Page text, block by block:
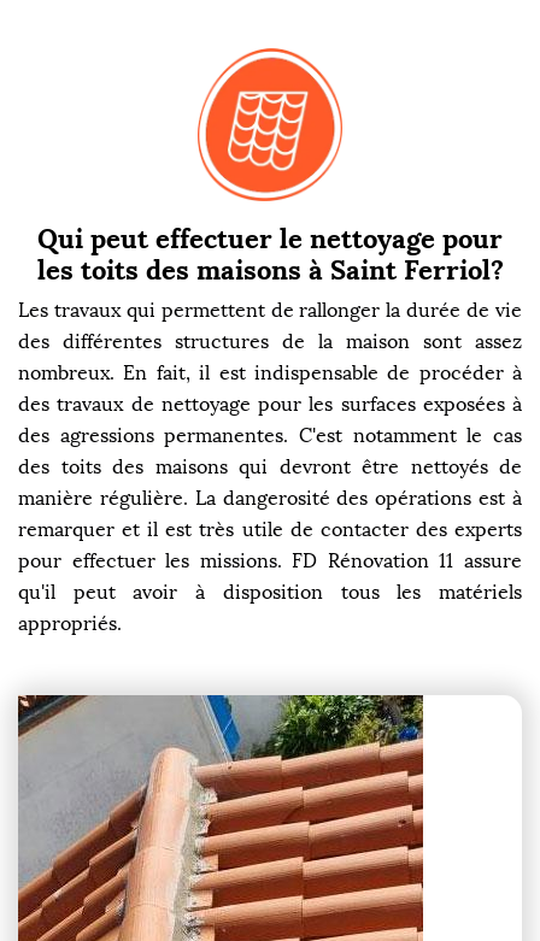
Qui peut effectuer le nettoyage pour
les toits des maisons à Saint Ferriol?
Les travaux qui permettent de rallonger la durée de vie
des différentes structures de la maison sont assez
nombreux. En fait, il est indispensable de procéder à
des travaux de nettoyage pour les surfaces exposées à
des agressions permanentes. C'est notamment le cas
des toits des maisons qui devront être nettoyés de
manière régulière. La dangerosité des opérations est à
remarquer et il est très utile de contacter des experts
pour effectuer les missions. FD Rénovation 11 assure
qu'il peut avoir à disposition tous les matériels
appropriés.